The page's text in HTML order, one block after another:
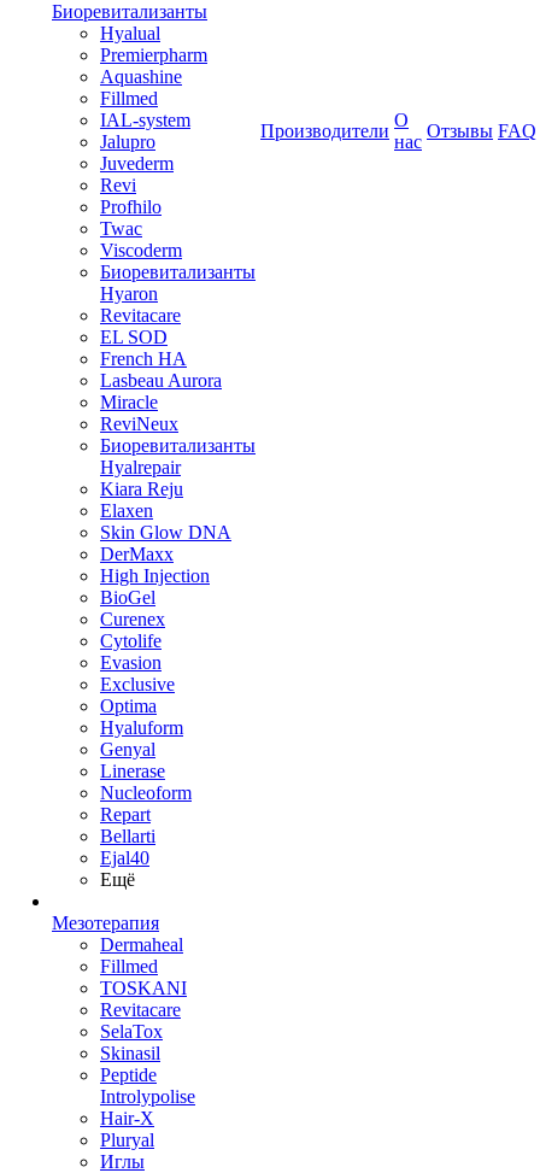
Биоревитализанты
Hyalual
Premierpharm
Aquashine
Fillmed
IAL-system
Jalupro
Juvederm
Revi
Profhilo
Twac
Viscoderm
Биоревитализанты
Hyaron
Revitacare
EL SOD
French HA
Lasbeau Aurora
Miracle
ReviNeux
Биоревитализанты
Hyalrepair
Kiara Reju
Elaxen
Skin Glow DNA
DerMaxx
High Injection
BioGel
Curenex
Cytolife
Evasion
Exclusive
Optima
Hyaluform
Genyal
Linerase
Nucleoform
Repart
Bellarti
Ejal40
Ещё
Мезотерапия
Dermaheal
Fillmed
TOSKANI
Revitacare
SelaTox
Skinasil
Peptide
Introlypolise
Hair-X
Pluryal
Иглы
Производители
О
нас
Отзывы FAQ